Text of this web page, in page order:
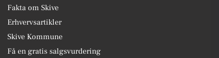
Fakta om Skive
Erhvervsartikler
Skive Kommune
Få en gratis salgsvurdering